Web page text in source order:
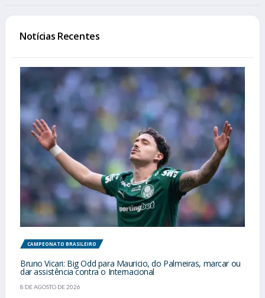
Notícias Recentes
CAMPEONATO BRASILEIRO
Bruno Vicari: Big Odd para Mauricio, do Palmeiras, marcar ou
dar assistência contra o Internacional
8 DE AGOSTO DE 2026